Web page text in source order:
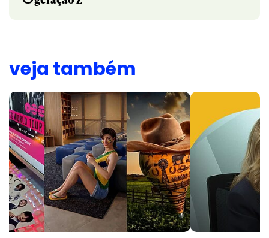
veja também